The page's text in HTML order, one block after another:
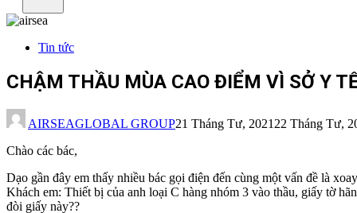
Tin tức
CHẬM THẦU MÙA CAO ĐIỂM VÌ SỞ Y
AIRSEAGLOBAL GROUP21 Tháng Tư, 2021 22 Tháng Tư,
Chào các bác,
Dạo gần đây em thấy nhiều bác gọi điện đến cùng một vấn đề là
Khách em: Thiết bị của anh loại C hàng nhóm 3 vào thầu, giấy tờ
đòi giấy này??